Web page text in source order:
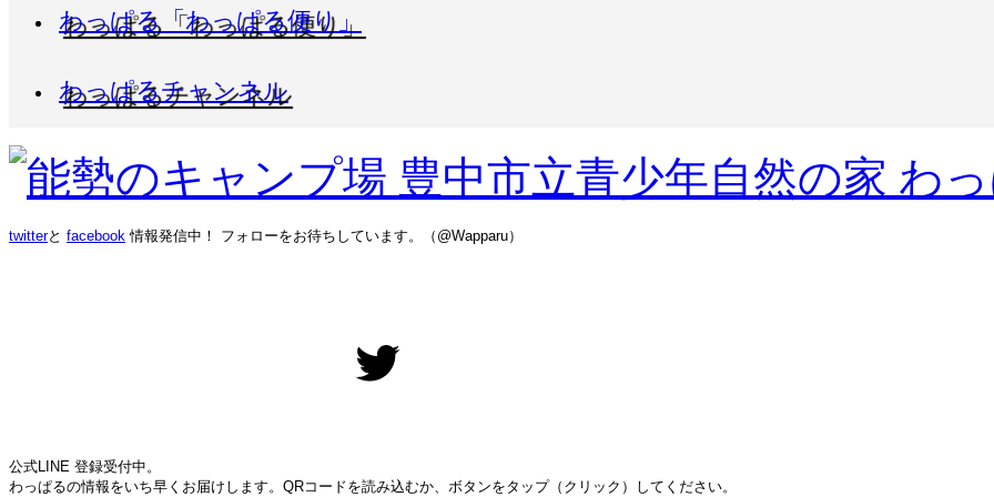
わっぱる「わっぱる便り」
わっぱるチャンネル
twitterと facebook 情報発信中！ フォローをお待ちしています。（@Wapparu）
Twitter
公式LINE 登録受付中。
わっぱるの情報をいち早くお届けします。QRコードを読み込むか、ボタンをタップ（クリック）してください。